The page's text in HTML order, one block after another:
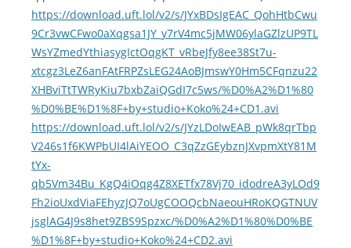
https://download.uft.lol/v2/s/JYxBDsIgEAC_QohHtbCwu
9Cr3vwCFwo0aXqgsa1JY_y7rV4mc5jMW06ylaGZlzUP9TL
WsYZmedYthiasygIctOqgKT_vRbeJfy8ee38St7u-
xtcgz3LeZ6anFAtFRPZsLEG24AoBJmswY0Hm5CFqnzu22
XHBviTtTWRyKiu7bxbZaiQGdI7c5ws/%D0%A2%D1%80
%D0%BE%D1%8F+by+studio+Koko%24+CD1.avi
https://download.uft.lol/v2/s/JYzLDoIwEAB_pWk8qrTbp
V246s1f6KWPbUI4lAiYEOO_C3qZzGEybznJXvpmXtY81M
tYx-
qb5Vm34Bu_KgQ4iOqg4Z8XETfx78Vj70_idodreA3yLOd9
Fh2ioUxdViaFEhyzJQ7oUgCOOQcbNaeouHRoKQGTNUV
jsglAG4J9s8het9ZBS9Spzxc/%D0%A2%D1%80%D0%BE
%D1%8F+by+studio+Koko%24+CD2.avi